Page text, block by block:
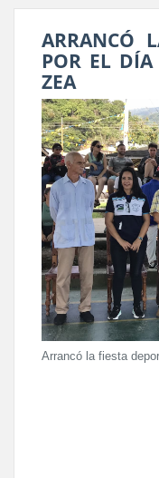
ARRANCÓ
POR EL DÍA
ZEA
Arrancó la fiesta